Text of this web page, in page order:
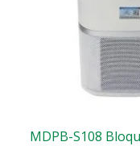
MDPB-S108